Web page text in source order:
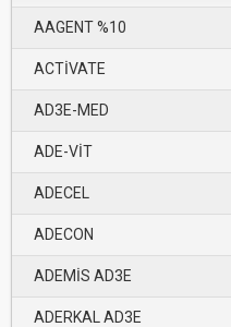
AAGENT %10
ACTİVATE
AD3E-MED
ADE-VİT
ADECEL
ADECON
ADEMİS AD3E
ADERKAL AD3E